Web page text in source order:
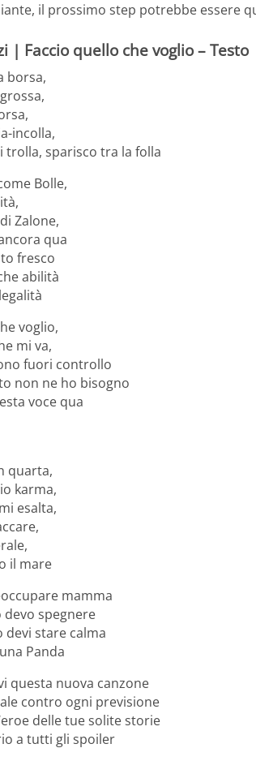
il prossimo step potrebbe essere
| Faccio quello che voglio – Testo
borsa,
incolla,
trolla, sparisco tra la folla
Bolle,
Zalone,
qua
fresco
abilità
voglio,
mi va,
fuori controllo
non ne ho bisogno
voce qua
quarta,
karma,
esalta,
il mare
mamma
spegnere
stare calma
Panda
questa nuova canzone
contro ogni previsione
delle tue solite storie
a tutti gli spoiler